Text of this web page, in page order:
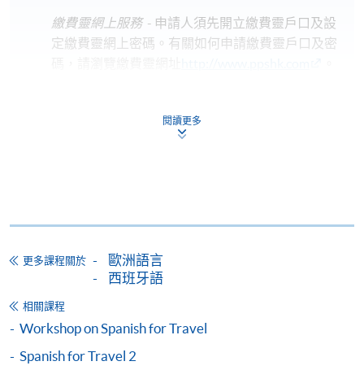
繳費靈網上服務- 申請人須先開立繳費靈戶口及設
定繳費靈網上密碼。有關如何申請繳費靈戶口及密
Mastercard（包括「香港大學專業進修學院
學中心作付款安排。
如欲了解如何於網上報讀新課程及繳費，請瀏覽網上
申請/報讀指南 :
-短期課程
閱讀更多
更多課程關於
歐洲語言
西班牙語
相關課程
Workshop on Spanish for Travel
Spanish for Travel 2